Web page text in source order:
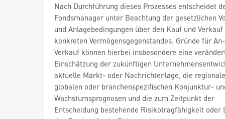
Nach Durchführung dieses Prozesses entscheidet
Fondsmanager unter Beachtung der gesetzlichen
und Anlagebedingungen über den Kauf und Verkauf
konkreten Vermögensgegenstandes. Gründe für
Verkauf können hierbei insbesondere eine
Einschätzung der zukünftigen
aktuelle Markt- oder Nachrichtenlage, die
globalen oder branchenspezifischen Konjunktur-
Wachstumsprognosen und die zum Zeitpunkt der
Entscheidung bestehende Risikotragfähigkeit oder